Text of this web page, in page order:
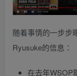
随着事情的一步步
Ryusuke的信息：
在去年WSOP